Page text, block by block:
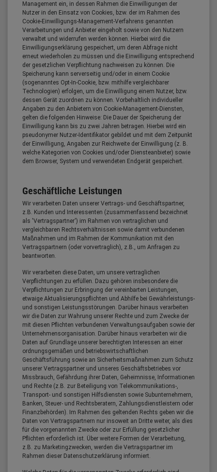
Management ein, in dessen Rahmen die Einwilligungen der
Nutzer in den Einsatz von Cookies, bzw. der im Rahmen des
Cookie-Einwilligungs-Management-Verfahrens genannten
Verarbeitungen und Anbieter eingeholt sowie von den Nutzern
verwaltet und widerrufen werden können. Hierbei wird die
Einwilligungserklärung gespeichert, um deren Abfrage nicht
erneut wiederholen zu müssen und die Einwilligung entsprechend
der gesetzlichen Verpflichtung nachweisen zu können. Die
Speicherung kann serverseitig und/oder in einem Cookie
(sogenanntes Opt-In-Cookie, bzw. mithilfe vergleichbarer
Technologien) erfolgen, um die Einwilligung einem Nutzer, bzw.
dessen Gerät zuordnen zu können. Vorbehaltlich individueller
Angaben zu den Anbietern von Cookie-Management-Diensten,
gelten die folgenden Hinweise: Die Dauer der Speicherung der
Einwilligung kann bis zu zwei Jahren betragen. Hierbei wird ein
pseudonymer Nutzer-Identifikator gebildet und mit dem Zeitpunkt
der Einwilligung, Angaben zur Reichweite der Einwilligung (z. B.
welche Kategorien von Cookies und/oder Diensteanbieter) sowie
dem Browser, System und verwendeten Endgerät gespeichert.
Geschäftliche Leistungen
Wir verarbeiten Daten unserer Vertrags- und Geschäftspartner,
z.B. Kunden und Interessenten (zusammenfassend bezeichnet
als 'Vertragspartner') im Rahmen von vertraglichen und
vergleichbaren Rechtsverhältnissen sowie damit verbundenen
Maßnahmen und im Rahmen der Kommunikation mit den
Vertragspartnern (oder vorvertraglich), z.B., um Anfragen zu
beantworten.
Wir verarbeiten diese Daten, um unsere vertraglichen
Verpflichtungen zu erfüllen. Dazu gehören insbesondere die
Verpflichtungen zur Erbringung der vereinbarten Leistungen,
etwaige Aktualisierungspflichten und Abhilfe bei Gewährleistungs-
und sonstigen Leistungsstörungen. Darüber hinaus verarbeiten
wir die Daten zur Wahrung unserer Rechte und zum Zwecke der
mit diesen Pflichten verbundenen Verwaltungsaufgaben sowie der
Unternehmensorganisation. Darüber hinaus verarbeiten wir die
Daten auf Grundlage unserer berechtigten Interessen an einer
ordnungsgemäßen und betriebswirtschaftlichen
Geschäftsführung sowie an Sicherheitsmaßnahmen zum Schutz
unserer Vertragspartner und unseres Geschäftsbetriebes vor
Missbrauch, Gefährdung ihrer Daten, Geheimnisse, Informationen
und Rechte (z.B. zur Beteiligung von Telekommunikations-,
Transport- und sonstigen Hilfsdiensten sowie Subunternehmern,
Banken, Steuer- und Rechtsberatern, Zahlungsdienstleistern oder
Finanzbehörden). Im Rahmen des geltenden Rechts geben wir die
Daten von Vertragspartnern nur insoweit an Dritte weiter, als dies
für die vorgenannten Zwecke oder zur Erfüllung gesetzlicher
Pflichten erforderlich ist. Über weitere Formen der Verarbeitung,
z.B. zu Marketingzwecken, werden die Vertragspartner im
Rahmen dieser Datenschutzerklärung informiert.